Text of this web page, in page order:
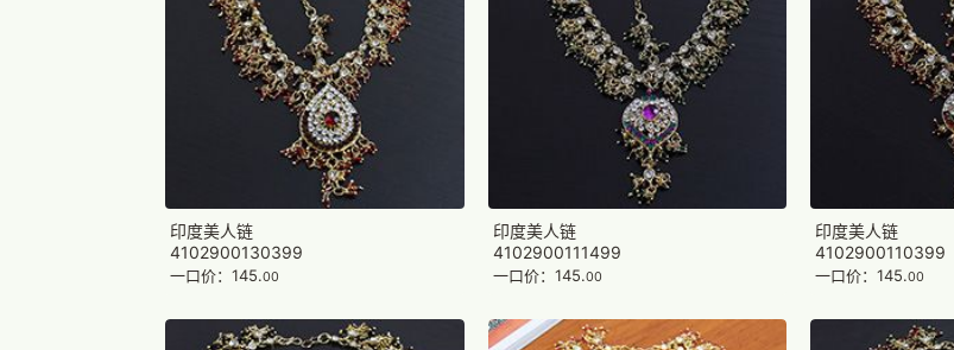
印度美人链
4102900130399
一口价：145.00
印度美人链
4102900111499
一口价：145.00
印度美人链
4102900110399
一口价：145.00